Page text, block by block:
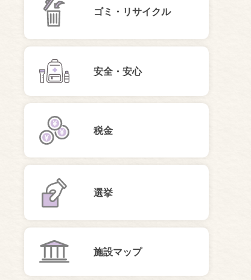
ゴミ・リサイクル
安全・安心
税金
選挙
施設マップ